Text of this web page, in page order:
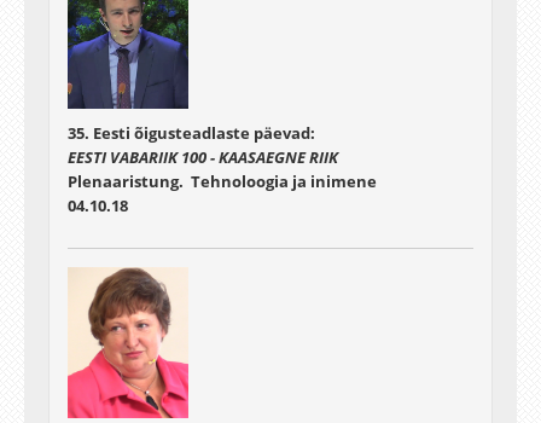
35. Eesti õigusteadlaste päevad:
EESTI VABARIIK 100 - KAASAEGNE RIIK
Plenaaristung. Tehnoloogia ja inimene
04.10.18